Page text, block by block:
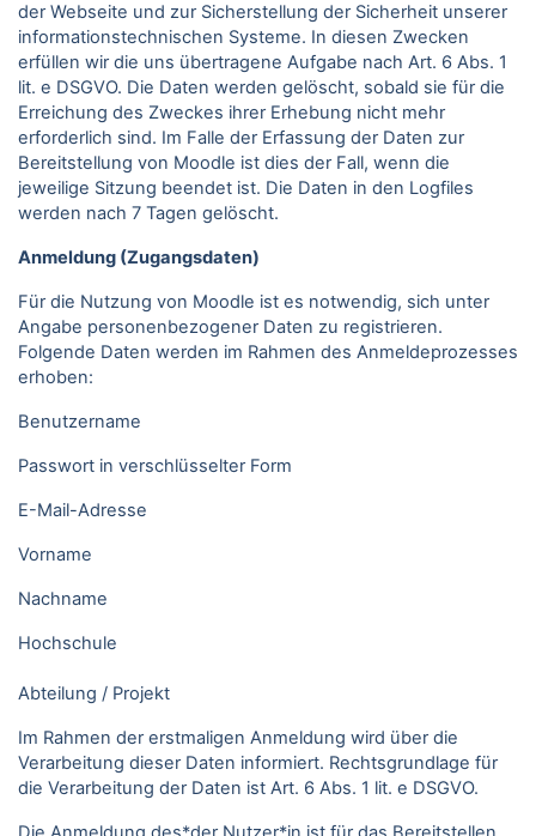
der Webseite und zur Sicherstellung der Sicherheit unserer
informationstechnischen Systeme. In diesen Zwecken
erfüllen wir die uns übertragene Aufgabe nach Art. 6 Abs. 1
lit. e DSGVO. Die Daten werden gelöscht, sobald sie für die
Erreichung des Zweckes ihrer Erhebung nicht mehr
erforderlich sind. Im Falle der Erfassung der Daten zur
Bereitstellung von Moodle ist dies der Fall, wenn die
jeweilige Sitzung beendet ist. Die Daten in den Logfiles
werden nach 7 Tagen gelöscht.
Anmeldung (Zugangsdaten)
Für die Nutzung von Moodle ist es notwendig, sich unter
Angabe personenbezogener Daten zu registrieren.
Folgende Daten werden im Rahmen des Anmeldeprozesses
erhoben:
Benutzername
Passwort in verschlüsselter Form
E-Mail-Adresse
Vorname
Nachname
Hochschule
Abteilung / Projekt
Im Rahmen der erstmaligen Anmeldung wird über die
Verarbeitung dieser Daten informiert. Rechtsgrundlage für
die Verarbeitung der Daten ist Art. 6 Abs. 1 lit. e DSGVO.